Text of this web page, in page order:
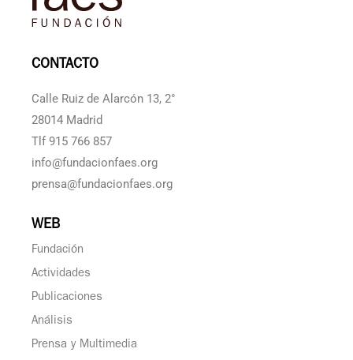
CONTACTO
Calle Ruiz de Alarcón 13, 2°
28014 Madrid
Tlf 915 766 857
info@fundacionfaes.org
prensa@fundacionfaes.org
WEB
Fundación
Actividades
Publicaciones
Análisis
Prensa y Multimedia